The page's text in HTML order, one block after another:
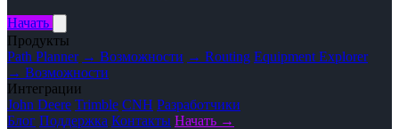
Начать
Продукты
Path Planner → Возможности → Routing Equipment Explorer
→ Возможности
Интеграции
John Deere Trimble CNH Разработчики
Блог Поддержка Контакты Начать →